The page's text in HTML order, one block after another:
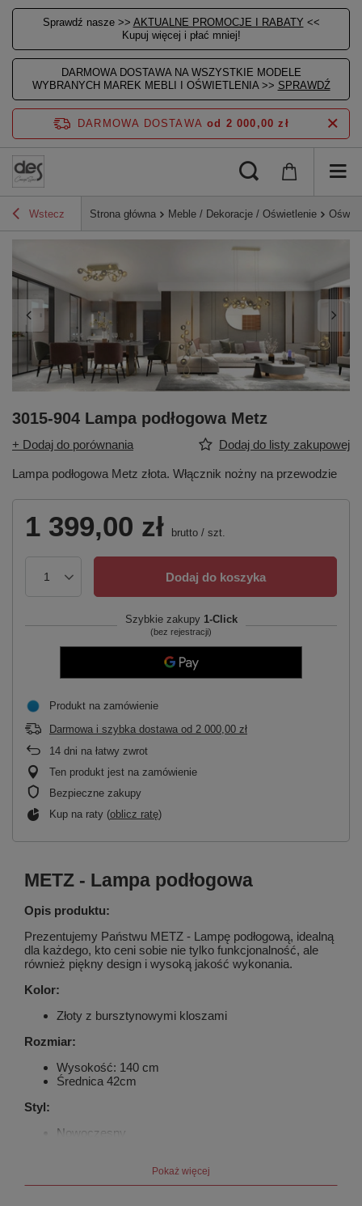
Sprawdź nasze >> AKTUALNE PROMOCJE I RABATY <<
Kupuj więcej i płać mniej!
DARMOWA DOSTAWA NA WSZYSTKIE MODELE
WYBRANYCH MAREK MEBLI I OŚWIETLENIA >> SPRAWDŹ
DARMOWA DOSTAWA od 2 000,00 zł
Wstecz Strona główna Meble / Dekoracje / Oświetlenie
3015-904 Lampa podłogowa Metz
+ Dodaj do porównania Dodaj do listy zakupowej
Lampa podłogowa Metz złota. Włącznik nożny na przewodzie
1 399,00 zł brutto / szt.
Dodaj do koszyka
Szybkie zakupy 1-Click
(bez rejestracji)
Produkt na zamówienie
Darmowa i szybka dostawa od 2 000,00 zł
14 dni na łatwy zwrot
Ten produkt jest na zamówienie
Bezpieczne zakupy
Kup na raty (oblicz ratę)
METZ - Lampa podłogowa
Opis produktu:
Prezentujemy Państwu METZ - Lampę podłogową, idealną
dla każdego, kto ceni sobie nie tylko funkcjonalność, ale
również piękny design i wysoką jakość wykonania.
Kolor:
Złoty z bursztynowymi kloszami
Rozmiar:
Wysokość: 140 cm
Średnica 42cm
Styl:
Nowoczesny
Ta piękna lampa będzie doskonałym dodatkiem do Twojego
Pokaż więcej